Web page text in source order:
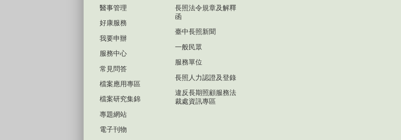
醫事管理
好康服務
我要申辦
服務中心
常見問答
檔案應用專區
檔案研究集錦
專題網站
電子刊物
長照法令規章及解釋
函
臺中長照新聞
一般民眾
服務單位
長照人力認證及登錄
違反長期照顧服務法
裁處資訊專區